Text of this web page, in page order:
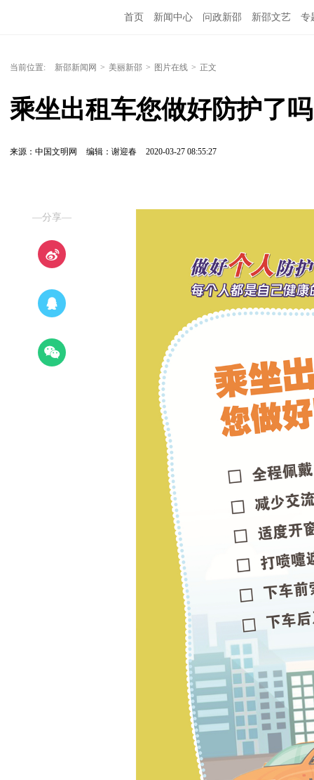
首页 新闻中心 问政新邵 新邵文艺 专
当前位置: 新邵新闻网 > 美丽新邵 > 图片在线 > 正文
乘坐出租车您做好防护了
来源：中国文明网 编辑：谢迎春 2020-03-27 08:55:27
—分享—